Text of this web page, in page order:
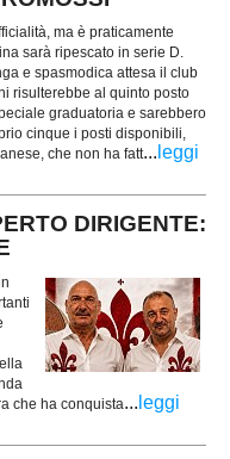
ma è praticamente
sarà ripescato in serie D.
e spasmodica attesa il club
risulterebbe al quinto posto
graduatoria e sarebbero
cinque i posti disponibili,
che non ha fatt... leggi
DIRIGENTE:
che ha conquista... leggi